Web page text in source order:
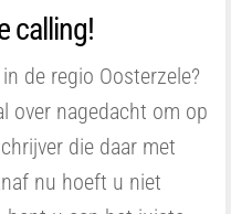
calling!
de regio Oosterzele?
over nagedacht om op
die daar met
nu hoeft u niet